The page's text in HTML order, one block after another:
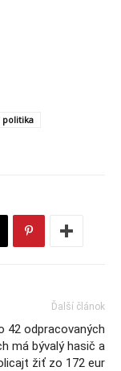
politika
Ďalší článok
42 odpracovaných
má bývalý hasič a
žiť zo 172 eur